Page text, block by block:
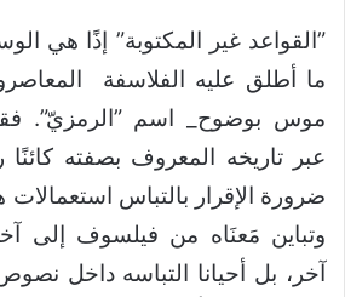
”القواعد غير المكتوبة” إذًا هي
ما أطلق عليه الفلاسفة
موس بوضوح_ اسم ”الرمزيّ”.
عبر تاريخه المعروف بصفته كائنًا
ضرورة الإقرار بالتباس استعمالات
وتباين مَعنَاه من فيلسوف إلى
آخر، بل أحيانا التباسه داخل